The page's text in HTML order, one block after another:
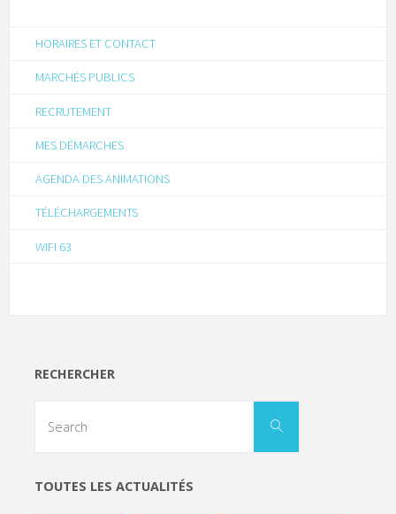
HORAIRES ET CONTACT
MARCHÉS PUBLICS
RECRUTEMENT
MES DÉMARCHES
AGENDA DES ANIMATIONS
TÉLÉCHARGEMENTS
WIFI 63
RECHERCHER
TOUTES LES ACTUALITÉS